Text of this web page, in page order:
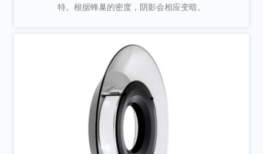
特。根据蜂巢的密度，阴影会相应变暗。